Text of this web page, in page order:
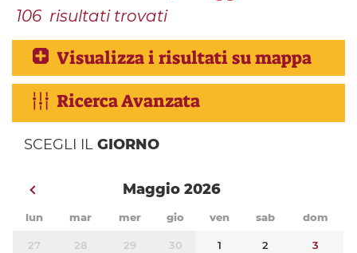
106 risultati trovati
Visualizza i risultati su mappa
Ricerca Avanzata
SCEGLI IL GIORNO
Maggio 2026
lun mar mer gio ven sab dom
27 28 29 30 1 2 3